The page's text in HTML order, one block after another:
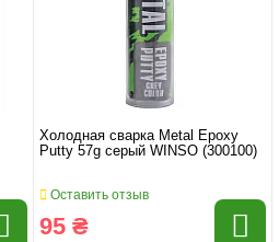
Холодная сварка Metal Epoxy
Putty 57g серый WINSO (300100)
Оставить отзыв
95 ₴